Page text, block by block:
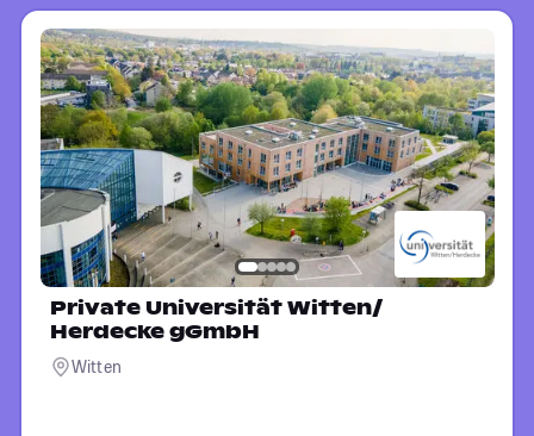
Private Universität Witten/
Herdecke gGmbH
Witten